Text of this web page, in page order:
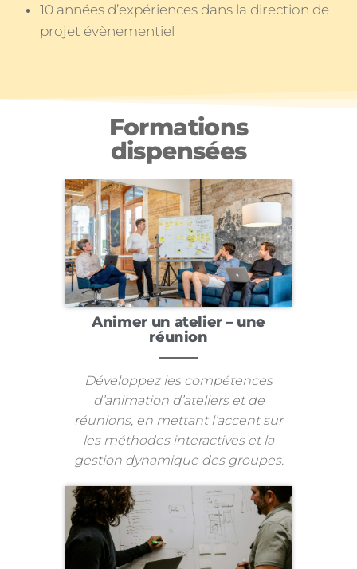
10 années d’expériences dans la direction de
projet évènementiel
Formations
dispensées
Animer un atelier – une
réunion
Développez les compétences
d’animation d’ateliers et de
réunions, en mettant l’accent sur
les méthodes interactives et la
gestion dynamique des groupes.